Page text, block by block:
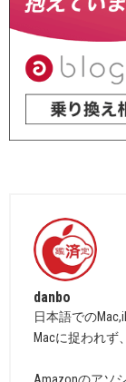
danbo
日本語での
Macに捉われず
Amazonのアソ